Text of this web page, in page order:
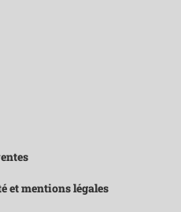
et mentions légales